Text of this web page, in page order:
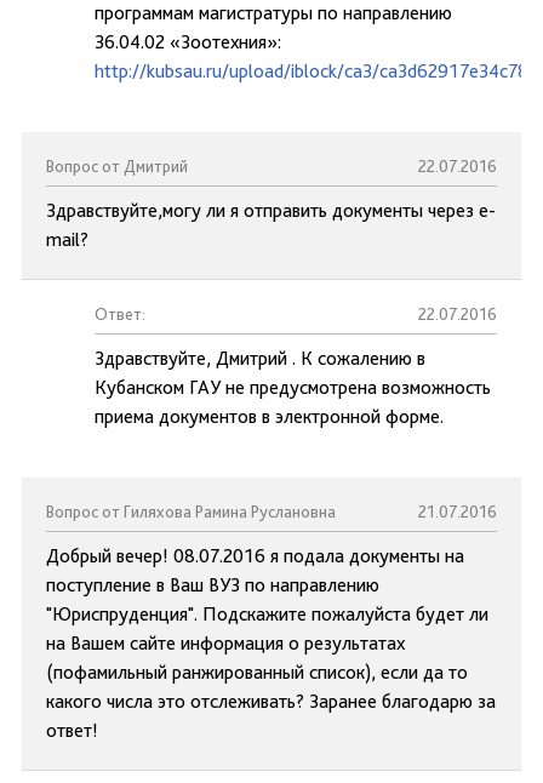
программам магистратуры по направлению
36.04.02 «Зоотехния»:
http://kubsau.ru/upload/iblock/ca3/
Вопрос от Дмитрий 22.07.2016
Здравствуйте,могу ли я отправить документы через e-
mail?
Ответ: 22.07.2016
Здравствуйте, Дмитрий . К сожалению в
Кубанском ГАУ не предусмотрена возможность
приема документов в электронной форме.
Вопрос от Гиляхова Рамина Руслановна 21.07.2016
Добрый вечер! 08.07.2016 я подала документы на
поступление в Ваш ВУЗ по направлению
"Юриспруденция". Подскажите пожалуйста будет ли
на Вашем сайте информация о результатах
(пофамильный ранжированный список), если да то
какого числа это отслеживать? Заранее благодарю за
ответ!